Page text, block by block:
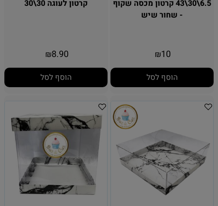
6.5\30\43 קרטון מכסה שקוף
- שחור שיש
₪10
הוסף לסל
קרטון לעוגה 30\30
₪8.90
הוסף לסל